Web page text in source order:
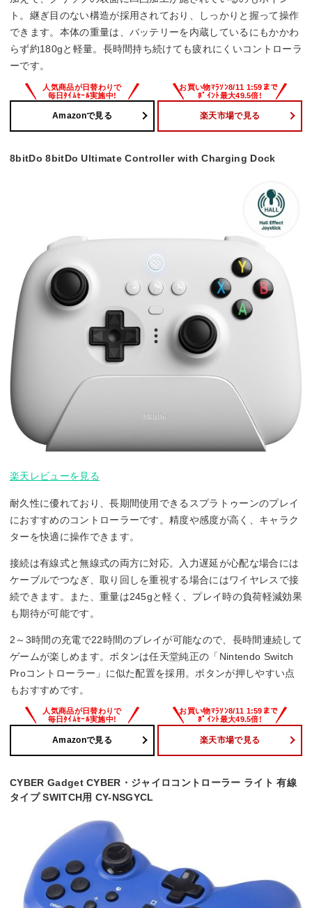
ト。継ぎ目のない構造が採用されており、しっかりと握って操作
できます。本体の重量は、バッテリーを内蔵しているにもかかわ
らず約180gと軽量。長時間持ち続けても疲れにくいコントローラ
ーです。
Amazonで見る 楽天市場で見る
8bitDo 8bitDo Ultimate Controller with Charging Dock
楽天レビューを見る
耐久性に優れており、長期間使用できるスプラトゥーンのプレイ
におすすめのコントローラーです。精度や感度が高く、キャラク
ターを快適に操作できます。
接続は有線式と無線式の両方に対応。入力遅延が心配な場合には
ケーブルでつなぎ、取り回しを重視する場合にはワイヤレスで接
続できます。また、重量は245gと軽く、プレイ時の負荷軽減効果
も期待が可能です。
2～3時間の充電で22時間のプレイが可能なので、長時間連続して
ゲームが楽しめます。ボタンは任天堂純正の「Nintendo Switch
Proコントローラー」に似た配置を採用。ボタンが押しやすい点
もおすすめです。
Amazonで見る 楽天市場で見る
CYBER Gadget CYBER・ジャイロコントローラー ライト 有線
タイプ SWITCH用 CY-NSGYCL